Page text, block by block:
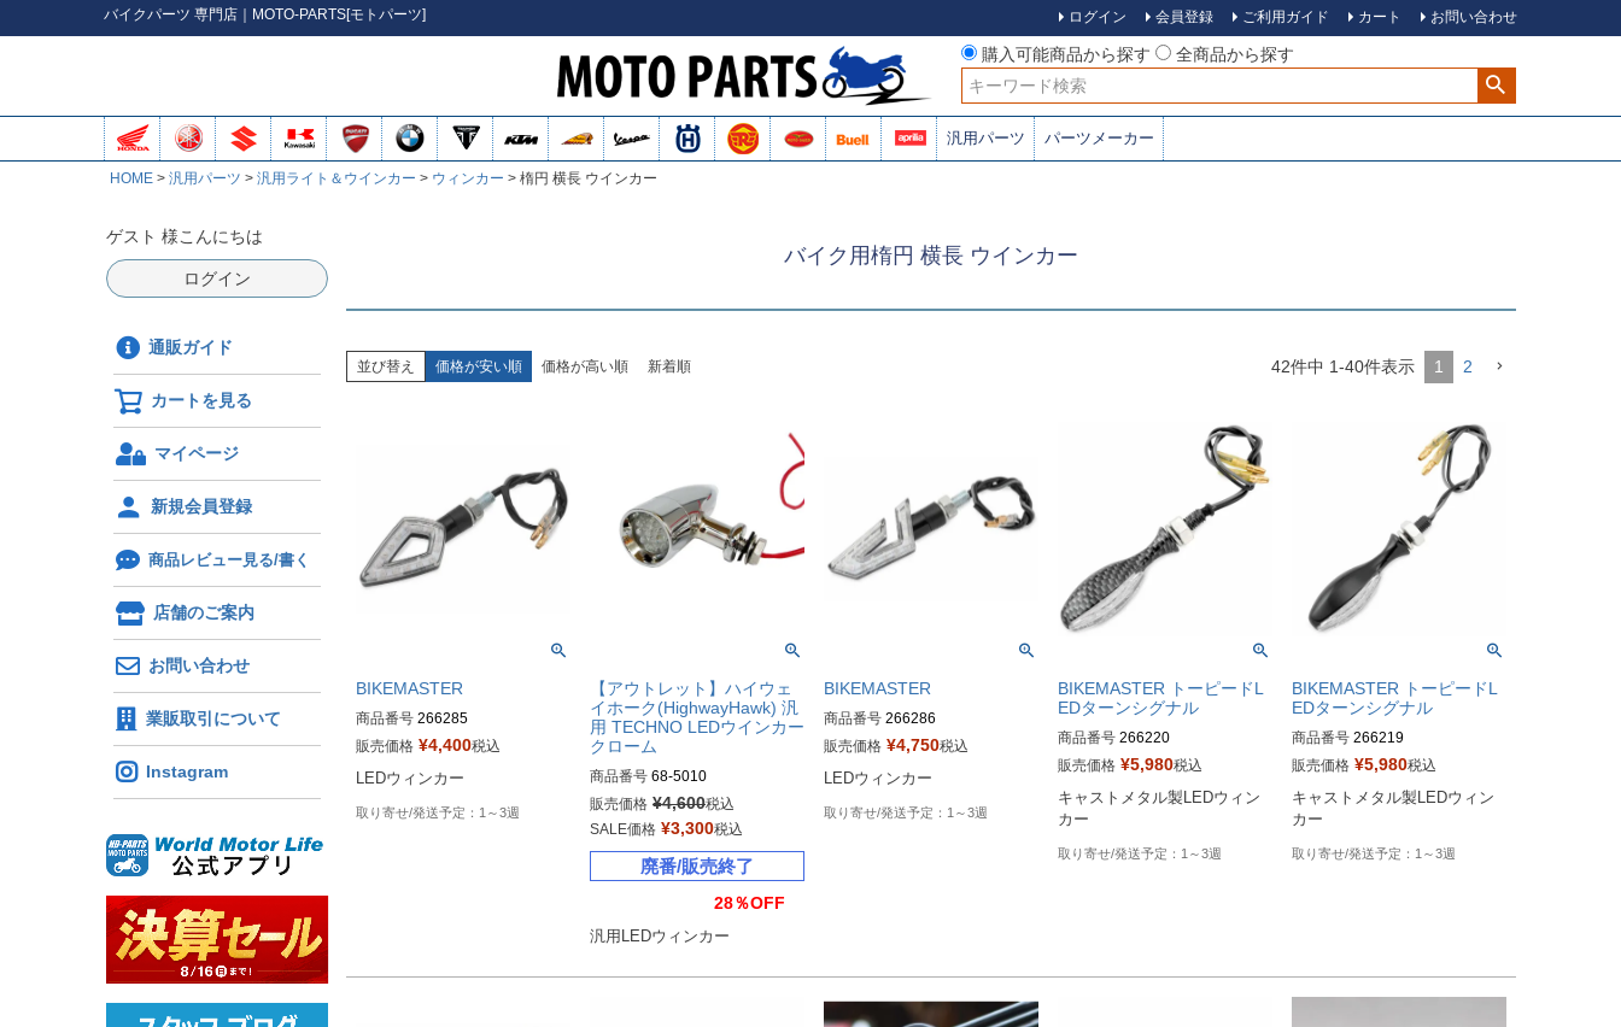
バイクパーツ 専門店｜MOTO-PARTS[モトパーツ] ログイン 会員登録 ご利用ガイド カート お問い合わせ
購入可能商品から探す
全商品から探す
検索
汎用パーツ パーツメーカー
HOME 汎用パーツ 汎用ライト＆ウインカー ウィンカー 楕円 横長 ウインカー
ゲスト 様こんにちは
ログイン
通販ガイド
カートを見る
マイページ
新規会員登録
商品レビュー見る/書く
店舗のご案内
お問い合わせ
業販取引について
Instagram
バイク用楕円 横長 ウインカー
並び替え 価格が安い順 価格が高い順 新着順 42件中 1-40件表示 1 2
BIKEMASTER
商品番号 266285
販売価格 ¥4,400税込
LEDウィンカー
1～3週
【アウトレット】ハイウェ
イホーク(HighwayHawk) 汎
用 TECHNO LEDウインカー
クローム
商品番号 68-5010
販売価格 ¥4,600税込
SALE価格 ¥3,300税込
廃番/販売終了
28％OFF
汎用LEDウィンカー
BIKEMASTER
商品番号 266286
販売価格 ¥4,750税込
LEDウィンカー
1～3週
BIKEMASTER トーピードL
EDターンシグナル
商品番号 266220
販売価格 ¥5,980税込
キャストメタル製LEDウィン
カー
1～3週
BIKEMASTER トーピードL
EDターンシグナル
商品番号 266219
販売価格 ¥5,980税込
キャストメタル製LEDウィン
カー
1～3週